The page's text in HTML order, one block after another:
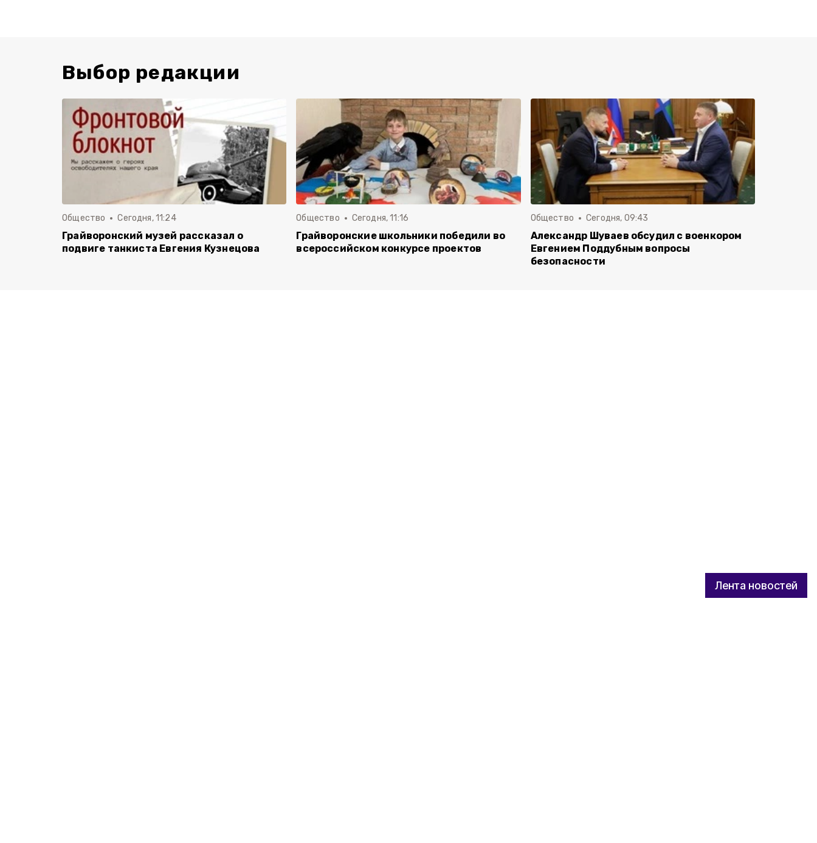
Лента новостей
Выбор редакции
Общество Сегодня, 11:24
Грайворонский музей рассказал о
подвиге танкиста Евгения Кузнецова
Общество Сегодня, 11:16
Грайворонские школьники победили во
всероссийском конкурсе проектов
Общество Сегодня, 09:43
Александр Шуваев обсудил с военкором
Евгением Поддубным вопросы
безопасности